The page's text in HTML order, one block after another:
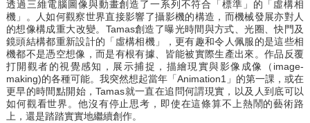
透過三維電腦圖像與動畫創造了一系列不符合「標準」的「虛構相
機」。人如何觀察世界直接影響了攝影機的構造，而機械發展亦對人
的想像構成重大改變。Tamas創造了曝光時間與方式、光圈、快門及
鏡頭結構都重新設計的「虛構相機」，更有趣和令人佩服的是這些相
機都不是憑空想像，而是有根有據、皆能被實際生產出來。作品反覆
打開觀者的視覺感知，展示捕捉，描繪現實與影像成像（image-
making)的各種可能。我突然想起當年「Animation1」的第一課，或在
更早的時間點開始，Tamas就一直在追問何謂現實，以及人到底可以
如何觀看世界。他沒有停止思考，即使在這條算不上熱鬧的藝術路
上，還是踏踏實實地繼續創作。